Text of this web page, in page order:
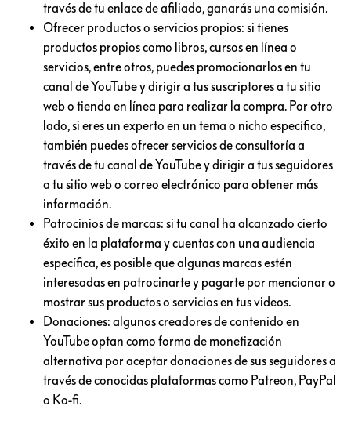
través de tu enlace de afiliado, ganarás una comisión.
Ofrecer productos o servicios propios: si tienes
productos propios como libros, cursos en línea o
servicios, entre otros, puedes promocionarlos en tu
canal de YouTube y dirigir a tus suscriptores a tu sitio
web o tienda en línea para realizar la compra. Por otro
lado, si eres un experto en un tema o nicho específico,
también puedes ofrecer servicios de consultoría a
través de tu canal de YouTube y dirigir a tus seguidores
a tu sitio web o correo electrónico para obtener más
información.
Patrocinios de marcas: si tu canal ha alcanzado cierto
éxito en la plataforma y cuentas con una audiencia
específica, es posible que algunas marcas estén
interesadas en patrocinarte y pagarte por mencionar o
mostrar sus productos o servicios en tus videos.
Donaciones: algunos creadores de contenido en
YouTube optan como forma de monetización
alternativa por aceptar donaciones de sus seguidores a
través de conocidas plataformas como Patreon, PayPal
o Ko-fi.